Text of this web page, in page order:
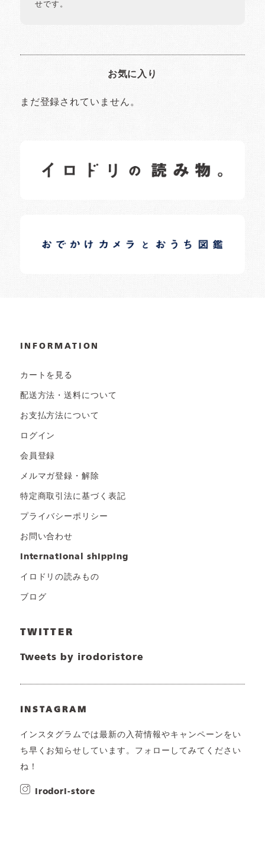
せです。
お気に入り
まだ登録されていません。
日常の様子など随時更新中です。
日常の様子など随時更新中です。
INFORMATION
カートを見る
配送方法・送料について
お支払方法について
ログイン
会員登録
メルマガ登録・解除
特定商取引法に基づく表記
プライバシーポリシー
お問い合わせ
international shipping
イロドリの読みもの
ブログ
TWITTER
Tweets by irodoristore
INSTAGRAM
インスタグラムでは最新の入荷情報やキャンペーンをい
ち早くお知らせしています。フォローしてみてください
ね！
irodori-store